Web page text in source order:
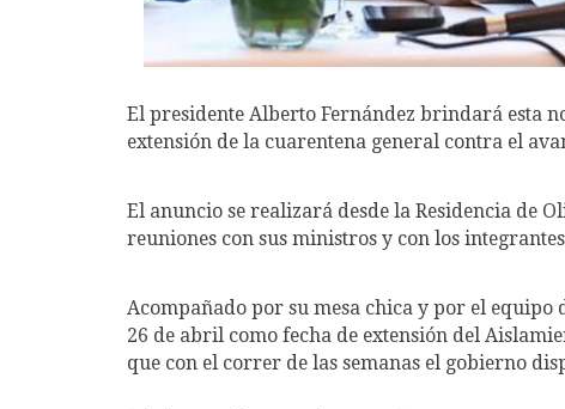
El presidente Alberto Fernández brindará esta
extensión de la cuarentena general​ contra el
El anuncio se realizará desde la Residencia de
reuniones con sus ministros y con los
Acompañado por su mesa chica y por el equipo
26 de abril como fecha de extensión del
que con el correr de las semanas el gobierno